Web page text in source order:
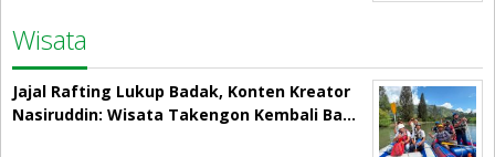
Wisata
Jajal Rafting Lukup Badak, Konten Kreator
Nasiruddin: Wisata Takengon Kembali Ba…